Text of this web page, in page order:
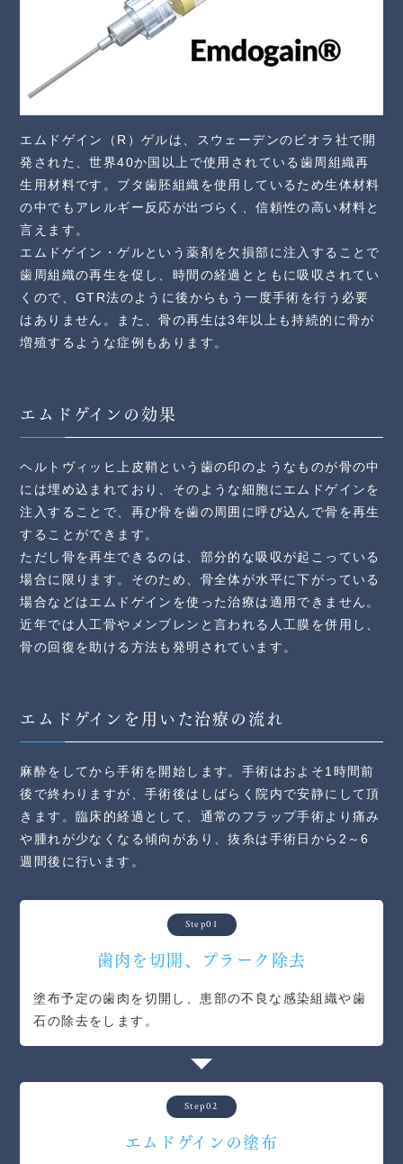
エムドゲイン（R）ゲルは、スウェーデンのビオラ社で開
発された、世界40か国以上で使用されている歯周組織再
生用材料です。ブタ歯胚組織を使用しているため生体材料
の中でもアレルギー反応が出づらく、信頼性の高い材料と
言えます。
エムドゲイン・ゲルという薬剤を欠損部に注入することで
歯周組織の再生を促し、時間の経過とともに吸収されてい
くので、GTR法のように後からもう一度手術を行う必要
はありません。また、骨の再生は3年以上も持続的に骨が
増殖するような症例もあります。
エムドゲインの効果
ヘルトヴィッヒ上皮鞘という歯の印のようなものが骨の中
には埋め込まれており、そのような細胞にエムドゲインを
注入することで、再び骨を歯の周囲に呼び込んで骨を再生
することができます。
ただし骨を再生できるのは、部分的な吸収が起こっている
場合に限ります。そのため、骨全体が水平に下がっている
場合などはエムドゲインを使った治療は適用できません。
近年では人工骨やメンブレンと言われる人工膜を併用し、
骨の回復を助ける方法も発明されています。
エムドゲインを用いた治療の流れ
麻酔をしてから手術を開始します。手術はおよそ1時間前
後で終わりますが、手術後はしばらく院内で安静にして頂
きます。臨床的経過として、通常のフラップ手術より痛み
や腫れが少なくなる傾向があり、抜糸は手術日から2～6
週間後に行います。
Step01
歯肉を切開、プラーク除去
塗布予定の歯肉を切開し、患部の不良な感染組織や歯
石の除去をします。
Step02
エムドゲインの塗布